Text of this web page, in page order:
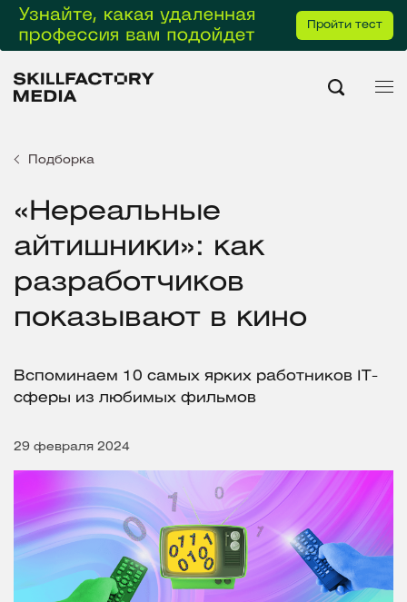
Пройти тест
Подборка
«Нереальные
айтишники»: как
разработчиков
показывают в кино
Вспоминаем 10 самых ярких работников IT-
сферы из любимых фильмов
29 февраля 2024